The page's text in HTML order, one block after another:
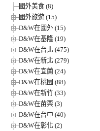
國外美食 (8)
國外旅遊 (15)
D&W在國外 (15)
D&W在基隆 (19)
D&W在台北 (475)
D&W在新北 (279)
D&W在宜蘭 (24)
D&W在桃園 (88)
D&W在新竹 (33)
D&W在苗栗 (3)
D&W在台中 (40)
D&W在彰化 (2)